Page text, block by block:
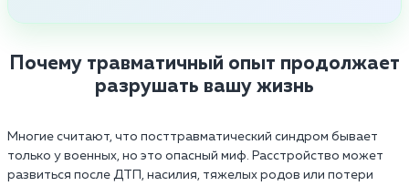
Почему травматичный опыт продолжает
разрушать вашу жизнь
Многие считают, что посттравматический синдром бывает
только у военных, но это опасный миф. Расстройство может
развиться после ДТП, насилия, тяжелых родов или потери